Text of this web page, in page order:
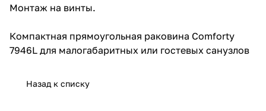
Монтаж на винты.
Компактная прямоугольная раковина Comforty
7946L для малогабаритных или гостевых санузлов
Назад к списку